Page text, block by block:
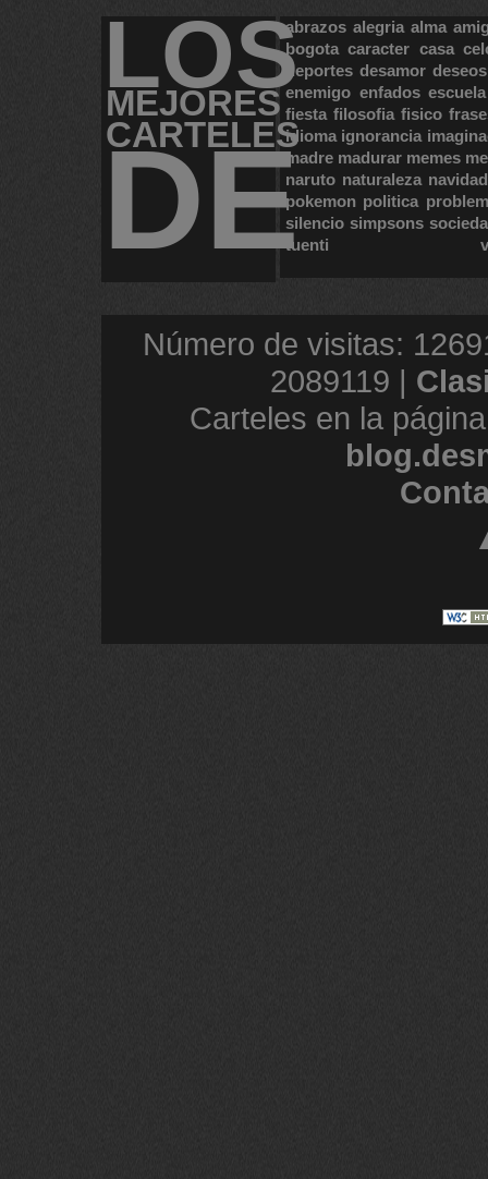
LOS
MEJORES
CARTELES
DE
abrazos alegria alma
bogota caracter casa
deportes desamor deseos
enemigo enfados escuela
fiesta filosofia fisico
idioma ignorancia
madre madurar memes
naruto naturaleza navidad
pokemon politica
silencio simpsons
tuenti
Número de visitas:
2089119 |
Carteles en la